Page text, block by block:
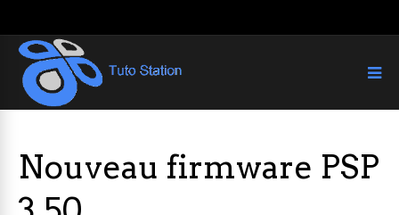
Nouveau firmware PSP